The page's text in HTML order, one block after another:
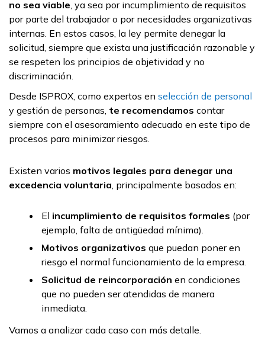
no sea viable, ya sea por incumplimiento de requisitos
por parte del trabajador o por necesidades organizativas
internas. En estos casos, la ley permite denegar la
solicitud, siempre que exista una justificación razonable y
se respeten los principios de objetividad y no
discriminación.
Desde ISPROX, como expertos en selección de personal
y gestión de personas, te recomendamos contar
siempre con el asesoramiento adecuado en este tipo de
procesos para minimizar riesgos.
Existen varios motivos legales para denegar una
excedencia voluntaria, principalmente basados en:
El incumplimiento de requisitos formales (por
ejemplo, falta de antigüedad mínima).
Motivos organizativos que puedan poner en
riesgo el normal funcionamiento de la empresa.
Solicitud de reincorporación en condiciones
que no pueden ser atendidas de manera
inmediata.
Vamos a analizar cada caso con más detalle.